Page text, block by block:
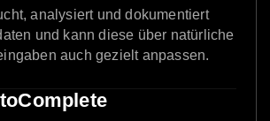
analysiert und dokumentiert
und kann diese über natürliche
auch gezielt anpassen.